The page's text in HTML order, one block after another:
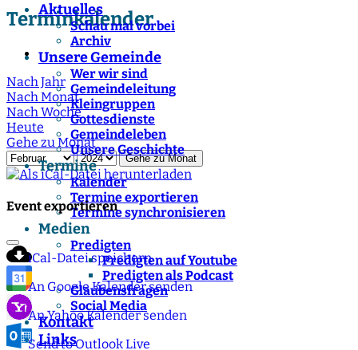
Aktuelles
Schau mal vorbei
Archiv
Unsere Gemeinde
Wer wir sind
Gemeindeleitung
Kleingruppen
Gottesdienste
Gemeindeleben
Unsere Geschichte
Termine
Kalender
Termine exportieren
Termine synchronisieren
Medien
Predigten
Predigten auf Youtube
Predigten als Podcast
Glaubensfragen
Social Media
Kontakt
Links
Terminkalender
Nach Jahr
Nach Monat
Nach Woche
Heute
Gehe zu Monat
Gehe zu Monat
Event exportieren
iCal-Datei speichern
An Google Kalender senden
An Yahoo Kalender senden
Send to Outlook Live